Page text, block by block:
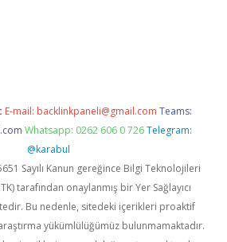
E-mail: backlinkpaneli@gmail.com Teams:
Whatsapp: 0262 606 0 726 Telegram:
@karabul
Sayılı Kanun gereğince Bilgi Teknolojileri
tarafından onaylanmış bir Yer Sağlayıcı
Bu nedenle, sitedeki içerikleri proaktif
yükümlülüğümüz bulunmamaktadır.